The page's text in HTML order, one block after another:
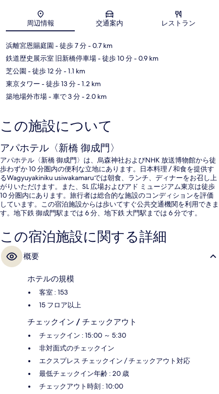
地図
周辺情報 交通案内 レストラン
浜離宮恩賜庭園 - 徒歩 7 分- 0.7 km
鉄道歴史展示室 旧新橋停車場- 徒歩 10 分- 0.9 km
芝公園 - 徒歩 12 分- 1.1 km
東京タワー - 徒歩 13 分- 1.2 km
築地場外市場- 車で 3 分- 2.0 km
この施設について
アパホテル〈新橋 御成門〉
アパホテル〈新橋 御成門〉は、烏森神社およびNHK 放送博物館から徒
歩わずか 10 分圏内の便利な立地にあります。日本料理 / 和食を提供す
るWagyuyakiniku usiwakamaruでは朝食、ランチ、ディナーをお召し上
がりいただけます。また、SL 広場およびアド ミュージアム東京は徒歩
10 分圏内にあります。旅行者は総合的な施設のコンディションを評価
しています。この宿泊施設からは歩いてすぐ公共交通機関を利用できま
す。地下鉄 御成門駅までは 6 分、地下鉄 大門駅までは 6 分です。
この宿泊施設に関する詳細
概要
ホテルの規模
客室 : 153
15 フロア以上
チェックイン / チェックアウト
チェックイン : 15:00 ～ 5:30
非対面式のチェックイン
エクスプレス チェックイン / チェックアウト対応
最低チェックイン年齢 : 20 歳
チェックアウト時刻 : 10:00